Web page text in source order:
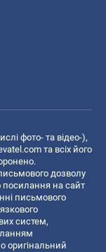
фото- та відео-),
та всіх його
дозволу
посилання на сайт
письмового
систем,
оригінальний